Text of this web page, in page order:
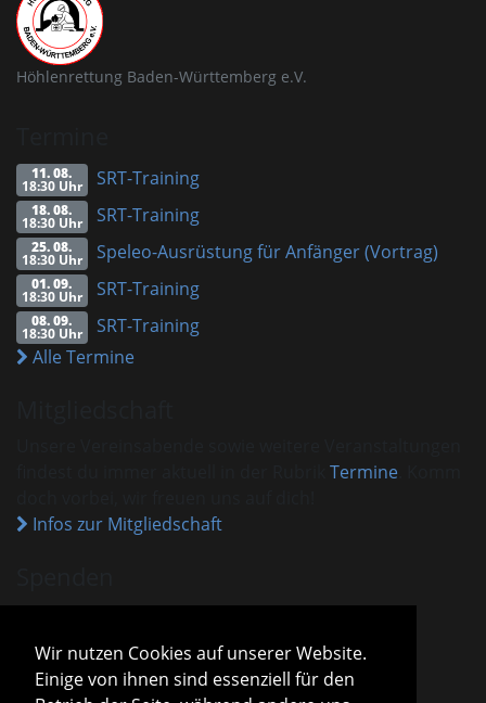
Wir nutzen Cookies auf unserer Website.
Einige von ihnen sind essenziell für den
Höhlenrettung Baden-Württemberg e.V.
11. 08.
18:30 Uhr SRT-Training
18. 08.
18:30 Uhr SRT-Training
25. 08.
18:30 Uhr Speleo-Ausrüstung für Anfänger (Vortrag)
01. 09.
18:30 Uhr SRT-Training
08. 09.
18:30 Uhr
SRT-Training
Alle Termine
Termine
Infos zur Mitgliedschaft
VHM ist als gemeinnützig anerkannt.
Spenden und Beiträge sind mit dem aktuellen
Freistellungsbescheid steuerlich absetzbar.
Sparda-Bank München
IBAN
DE13 7009 0500 0001 2800 15